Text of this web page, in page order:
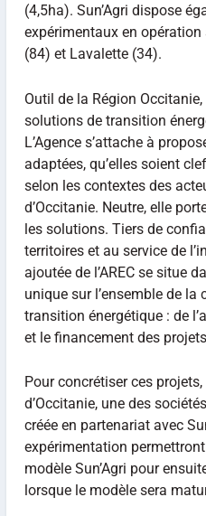
(4,5ha). Sun’Agri dispose
expérimentaux en
(84) et Lavalette (34).
Outil de la Région Occitanie,
solutions de transition
L’Agence s’attache à
adaptées, qu’elles soient
selon les contextes des
d’Occitanie. Neutre, elle
les solutions. Tiers de
territoires et au service de
ajoutée de l’AREC se situe
unique sur l’ensemble de la
transition énergétique : de
et le financement des
Pour concrétiser ces
d’Occitanie, une des
créée en partenariat avec
expérimentation
modèle Sun’Agri pour
lorsque le modèle sera